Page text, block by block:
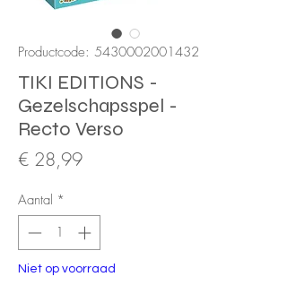
Productcode: 5430002001432
TIKI EDITIONS -
Gezelschapsspel -
Recto Verso
€ 28,99Prijs
Aantal *
Niet op voorraad